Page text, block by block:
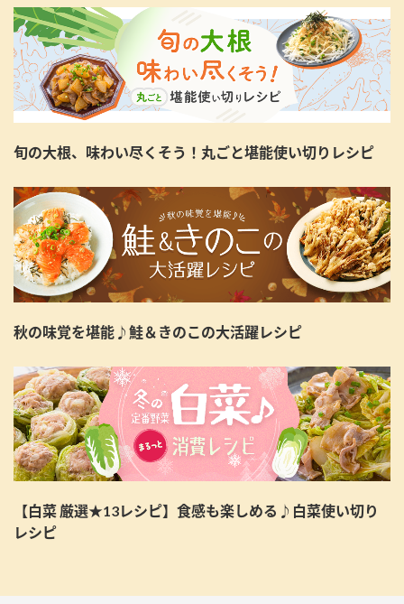
旬の大根、味わい尽くそう！丸ごと堪能使い切りレシピ
秋の味覚を堪能♪鮭＆きのこの大活躍レシピ
【白菜 厳選★13レシピ】食感も楽しめる♪白菜使い切り
レシピ